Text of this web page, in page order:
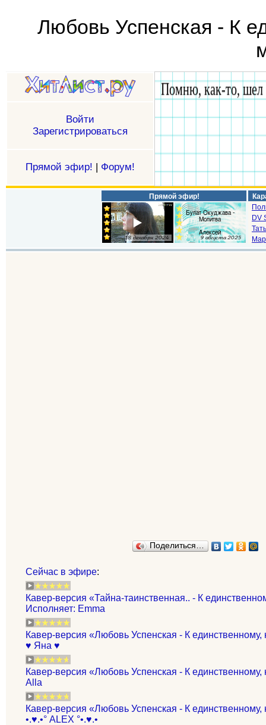
Любовь Успенская - К
Войти
Зарегистрироваться
Прямой эфир! | Форум!
Прямой эфир!
DV
Поделиться…
Сейчас в эфире:
Кавер-версия «Тайна-таинственная.. - К
Исполняет: Emma
Кавер-версия «Любовь Успенская - К
♥ Яна ♥
Кавер-версия «Любовь Успенская - К
Alla
Кавер-версия «Любовь Успенская - К
•.♥.•° ALEX °•.♥.•